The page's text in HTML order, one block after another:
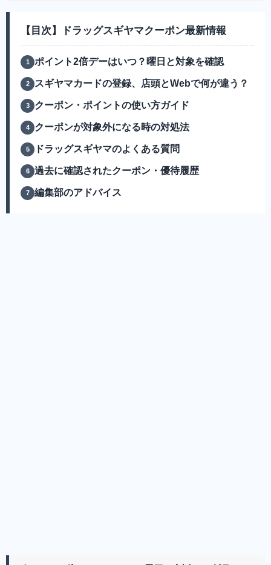
【目次】ドラッグスギヤマクーポン最新情報
ポイント2倍デーはいつ？曜日と対象を確認
スギヤマカードの登録、店頭とWebで何が違う？
クーポン・ポイントの使い方ガイド
クーポンが対象外になる時の対処法
ドラッグスギヤマのよくある質問
過去に確認されたクーポン・優待履歴
編集部のアドバイス